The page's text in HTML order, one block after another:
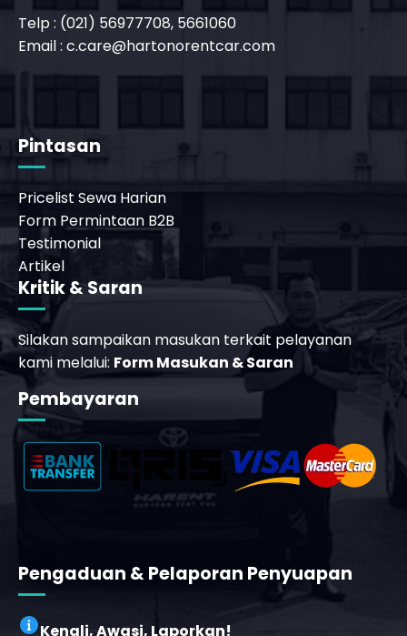
Telp : (021) 56977708, 5661060
Email : c.care@hartonorentcar.com
Pintasan
Pricelist Sewa Harian
Form Permintaan B2B
Testimonial
Artikel
Kritik & Saran
Silakan sampaikan masukan terkait pelayanan
kami melalui: Form Masukan & Saran
Pembayaran
Pengaduan & Pelaporan Penyuapan
Kenali, Awasi, Laporkan!